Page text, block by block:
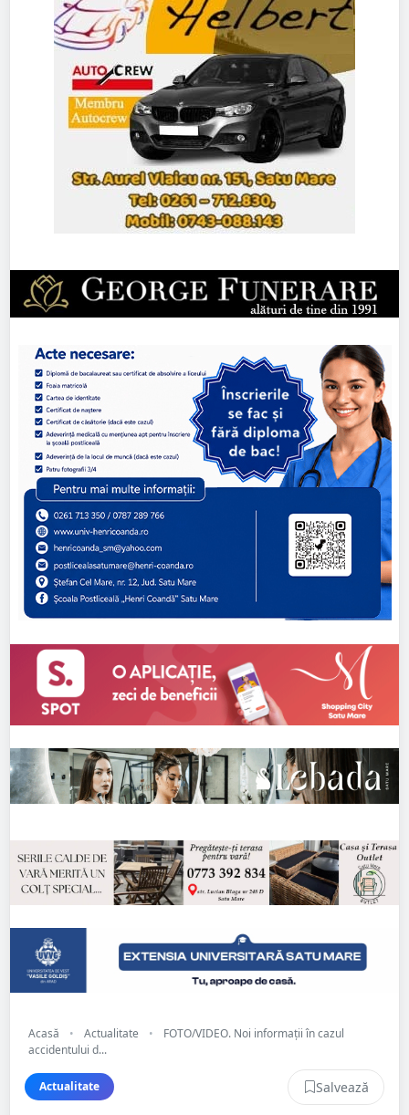
Acasă • Actualitate •
FOTO/VIDEO. Noi informații în cazul
accidentului d...
Actualitate Salvează